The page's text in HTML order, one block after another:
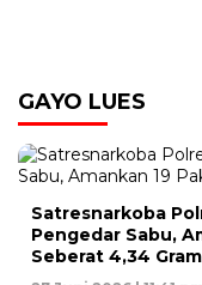
GAYO LUES
Satresnarkoba
Pengedar Sabu,
Seberat 4,34 Gram